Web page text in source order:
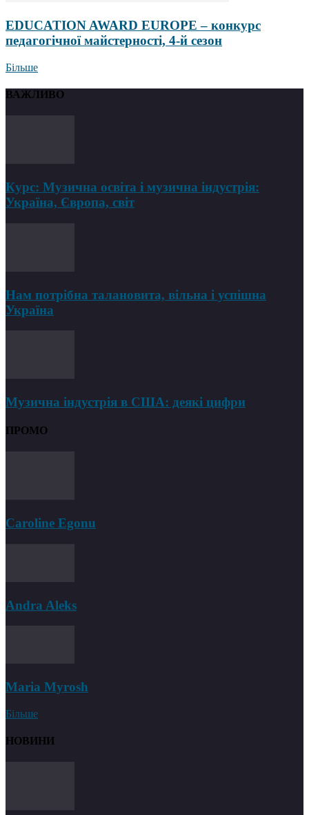
EDUCATION AWARD EUROPE – конкурс
педагогічної майстерності, 4-й сезон
Більше
ВАЖЛИВО
Курс: Музична освіта і музична індустрія:
Україна, Європа, світ
Нам потрібна талановита, вільна і успішна
Україна
Музична індустрія в США: деякі цифри
ПРОМО
Caroline Egonu
Andra Aleks
Maria Myrosh
Більше
НОВИНИ